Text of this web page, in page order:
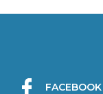
FACEBOOK